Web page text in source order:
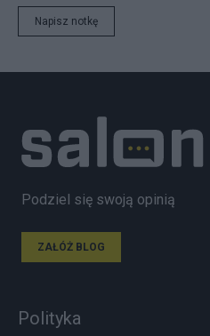
Napisz notkę
Podziel się swoją opinią
ZAŁÓŻ BLOG
Polityka